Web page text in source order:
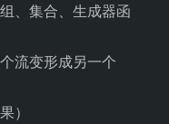
、集合、生成器函
流变形成另一个
）